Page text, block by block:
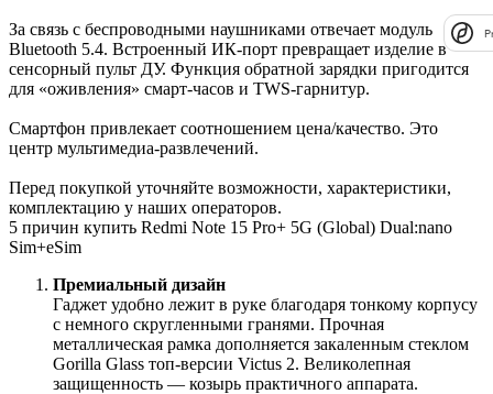
За связь с беспроводными наушниками отвечает модуль
Bluetooth 5.4. Встроенный ИК-порт превращает изделие в
сенсорный пульт ДУ. Функция обратной зарядки пригодится
для «оживления» смарт-часов и TWS-гарнитур.
Смартфон привлекает соотношением цена/качество. Это
центр мультимедиа-развлечений.
Перед покупкой уточняйте возможности, характеристики,
комплектацию у наших операторов.
5 причин купить Redmi Note 15 Pro+ 5G (Global) Dual:nano
Sim+eSim
Премиальный дизайн
Гаджет удобно лежит в руке благодаря тонкому корпусу
с немного скругленными гранями. Прочная
металлическая рамка дополняется закаленным стеклом
Gorilla Glass топ-версии Victus 2. Великолепная
защищенность — козырь практичного аппарата.